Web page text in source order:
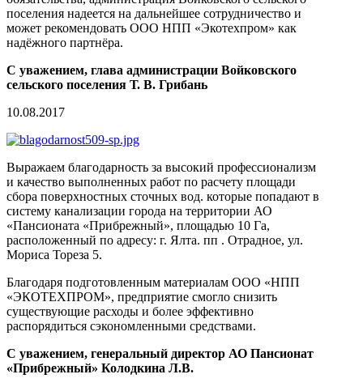
поселения надеется на дальнейшее сотрудничество и
может рекомендовать ООО НПП «Экотехпром» как
надёжного партнёра.
С уважением, глава администрации Войковского
сельского поселения Т. В. Грибань
10.08.2017
Выражаем благодарность за высокий профессионализм
и качество выполненных работ по расчету площади
сбора поверхностных сточных вод. которые попадают в
систему канализации города на территории АО
«Пансионата «Прибрежный», площадью 10 Га,
расположенный по адресу: г. Ялта. пп . Отрадное, ул.
Мориса Тореза 5.
Благодаря подготовленным материалам ООО «НПП
«ЭКОТЕХПРОМ», предприятие смогло снизить
существующие расходы и более эффективно
распорядиться сэкономленными средствами.
С уважением, генеральный директор АО Пансионат
«Прибрежный» Колодкина Л.В.